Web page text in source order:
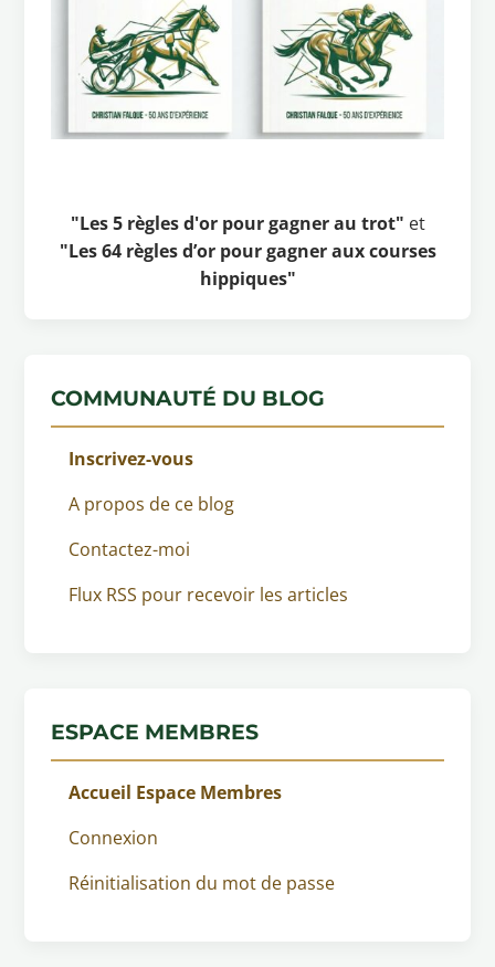
"Les 5 règles d'or pour gagner au trot" et
"Les 64 règles d’or pour gagner aux courses
hippiques"
COMMUNAUTÉ DU BLOG
Inscrivez-vous
A propos de ce blog
Contactez-moi
Flux RSS pour recevoir les articles
ESPACE MEMBRES
Accueil Espace Membres
Connexion
Réinitialisation du mot de passe